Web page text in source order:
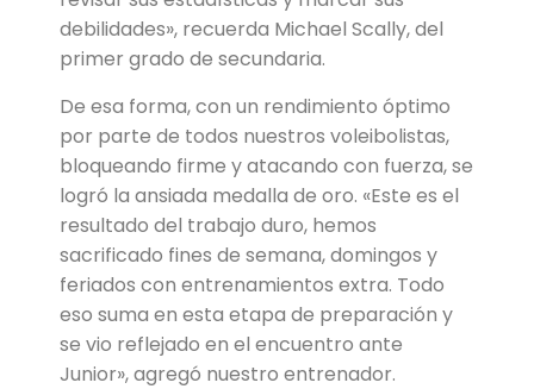
debilidades», recuerda Michael Scally, del
primer grado de secundaria.
De esa forma, con un rendimiento óptimo
por parte de todos nuestros voleibolistas,
bloqueando firme y atacando con fuerza, se
logró la ansiada medalla de oro. «Este es el
resultado del trabajo duro, hemos
sacrificado fines de semana, domingos y
feriados con entrenamientos extra. Todo
eso suma en esta etapa de preparación y
se vio reflejado en el encuentro ante
Junior», agregó nuestro entrenador.